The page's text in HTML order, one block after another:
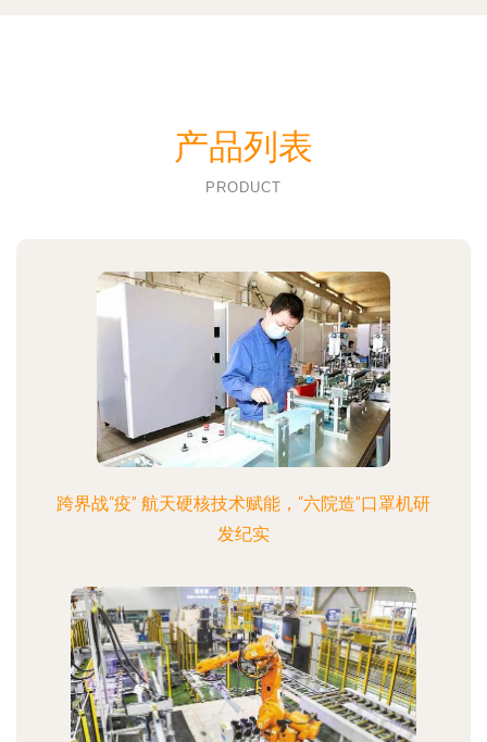
产品列表
PRODUCT
跨界战“疫” 航天硬核技术赋能，“六院造”口罩机研
发纪实